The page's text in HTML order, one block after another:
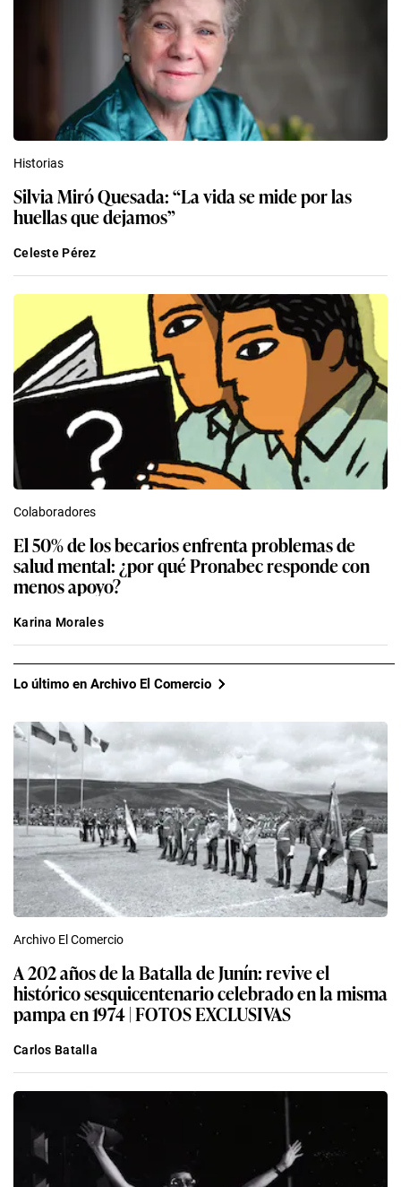
Historias
Silvia Miró Quesada: “La vida se mide por las
huellas que dejamos”
Celeste Pérez
Colaboradores
El 50% de los becarios enfrenta problemas de
salud mental: ¿por qué Pronabec responde con
menos apoyo?
Karina Morales
Lo último en Archivo El Comercio
Archivo El Comercio
A 202 años de la Batalla de Junín: revive el
histórico sesquicentenario celebrado en la misma
pampa en 1974 | FOTOS EXCLUSIVAS
Carlos Batalla